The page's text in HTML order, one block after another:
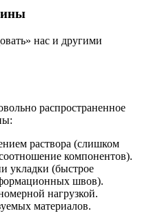
нас и другими
распространенное
раствора (слишком
компонентов).
укладки (быстрое
швов).
нагрузкой.
материалов.